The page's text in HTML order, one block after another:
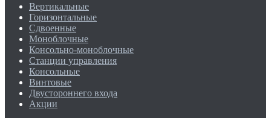
Вертикальные
Горизонтальные
Сдвоенные
Моноблочные
Консольно-моноблочные
Станции управления
Консольные
Винтовые
Двустороннего входа
Акции